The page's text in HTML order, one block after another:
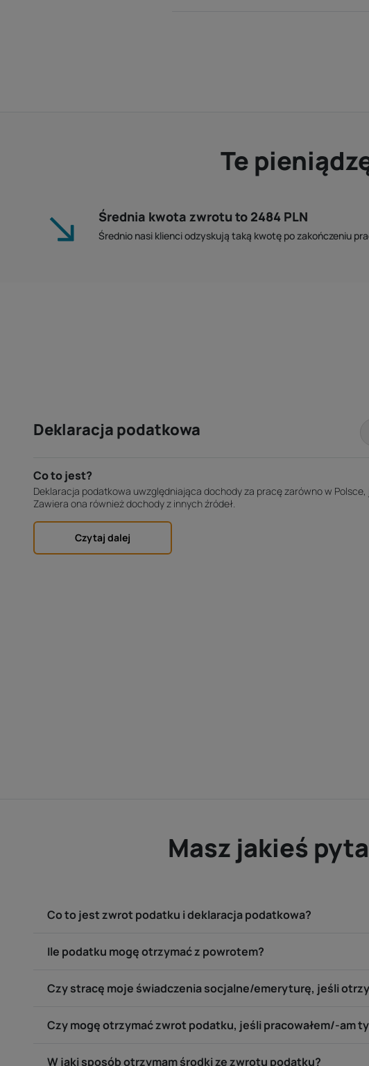
Te
Średnia kwota zwrotu to 2484 PLN
Średnio nasi klienci odzyskują taką kwotę po zakończeniu
Deklaracja podatkowa
Co to jest?
Deklaracja podatkowa uwzględniająca dochody za pracę zarówno w Polsce,
Zawiera ona również dochody z innych źródeł.
Czytaj dalej
Masz jakieś
Co to jest zwrot podatku i deklaracja podatkowa?
Ile podatku mogę otrzymać z powrotem?
Czy stracę moje świadczenia socjalne/emeryturę, jeśli
Czy mogę otrzymać zwrot podatku, jeśli pracowałem/-am
W jaki sposób otrzymam środki ze zwrotu podatku?